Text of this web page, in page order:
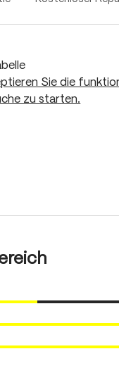
Sie die
zu starten.